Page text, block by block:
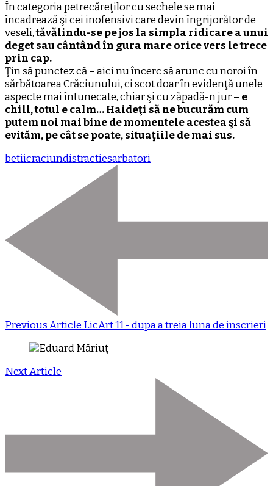
În categoria petrecăreţilor cu sechele se mai
încadrează şi cei inofensivi care devin îngrijorător de
veseli,tăvălindu-se pe jos la simpla ridicare a unui
deget sau cântând în gura mare orice vers le trece
prin cap.
Ţin să punctez că – aici nu încerc să arunc cu noroi în
sărbătoarea Crăciunului, ci scot doar în evidenţă unele
aspecte mai întunecate, chiar şi cu zăpadă-n jur – e
chill, totul e calm… Haideţi să ne bucurăm cum
putem noi mai bine de momentele acestea şi să
evităm, pe cât se poate, situaţiile de mai sus.
betiicraciundistractiesarbatori
Previous Article LicArt 11 - dupa a treia luna de inscrieri
Next Article